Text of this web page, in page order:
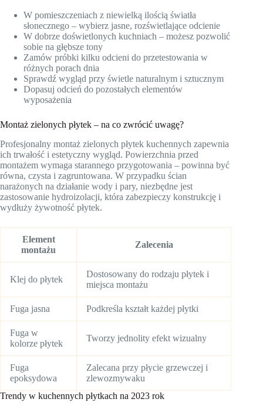
W pomieszczeniach z niewielką ilością światła
słonecznego – wybierz jasne, rozświetlające odcienie
W dobrze doświetlonych kuchniach – możesz pozwolić
sobie na głębsze tony
Zamów próbki kilku odcieni do przetestowania w
różnych porach dnia
Sprawdź wygląd przy świetle naturalnym i sztucznym
Dopasuj odcień do pozostałych elementów
wyposażenia
Montaż zielonych płytek – na co zwrócić uwagę?
Profesjonalny montaż zielonych płytek kuchennych zapewnia
ich trwałość i estetyczny wygląd. Powierzchnia przed
montażem wymaga starannego przygotowania – powinna być
równa, czysta i zagruntowana. W przypadku ścian
narażonych na działanie wody i pary, niezbędne jest
zastosowanie hydroizolacji, która zabezpieczy konstrukcję i
wydłuży żywotność płytek.
Element
montażu
Zalecenia
Klej do płytek
Dostosowany do rodzaju płytek i
miejsca montażu
Fuga jasna Podkreśla kształt każdej płytki
Fuga w
kolorze płytek
Tworzy jednolity efekt wizualny
Fuga
epoksydowa
Zalecana przy płycie grzewczej i
zlewozmywaku
Trendy w kuchennych płytkach na 2023 rok